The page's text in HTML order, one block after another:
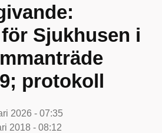
Sjukhusen i
protokoll
2026 - 07:35
2018 - 08:12